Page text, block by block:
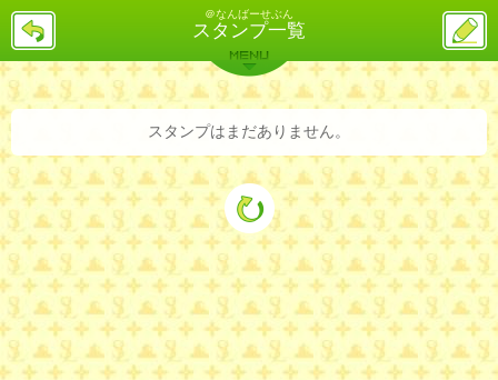
＠なんばーせぶん
スタンプ一覧
戻
ス
投
稿
バックナンバー 詳細検索 ランキング
MENU
スタンプはまだありません。